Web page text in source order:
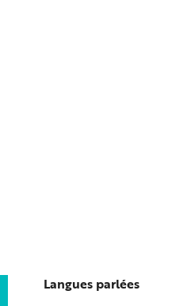
Langues parlées
Langues parlées